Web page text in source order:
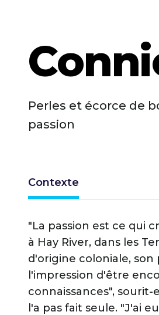
Perles et écorce de
passion
Contexte
"La passion est ce qui
à Hay River, dans les
d'origine coloniale, son
l'impression d'être
connaissances",
l'a pas fait seule. "J'ai